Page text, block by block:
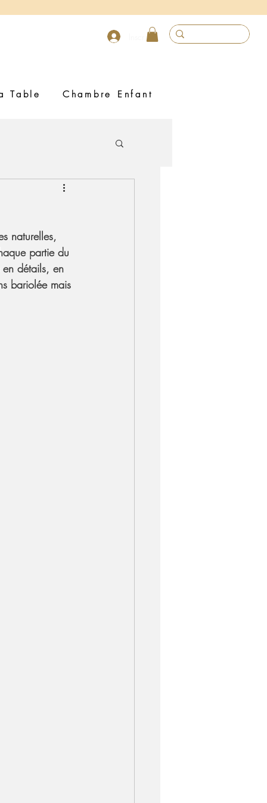
Inscrivez vous
Table Chambre Enfant
naturelles,
partie du
détails, en
bariolée mais